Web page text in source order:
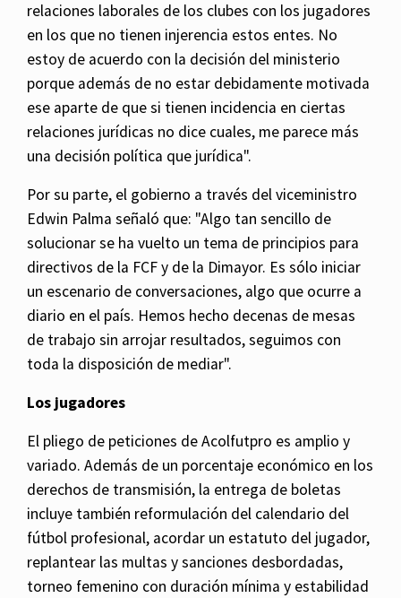
relaciones laborales de los clubes con los jugadores
en los que no tienen injerencia estos entes. No
estoy de acuerdo con la decisión del ministerio
porque además de no estar debidamente motivada
ese aparte de que si tienen incidencia en ciertas
relaciones jurídicas no dice cuales, me parece más
una decisión política que jurídica".
Por su parte, el gobierno a través del viceministro
Edwin Palma señaló que: "Algo tan sencillo de
solucionar se ha vuelto un tema de principios para
directivos de la FCF y de la Dimayor. Es sólo iniciar
un escenario de conversaciones, algo que ocurre a
diario en el país. Hemos hecho decenas de mesas
de trabajo sin arrojar resultados, seguimos con
toda la disposición de mediar".
Los jugadores
El pliego de peticiones de Acolfutpro es amplio y
variado. Además de un porcentaje económico en los
derechos de transmisión, la entrega de boletas
incluye también reformulación del calendario del
fútbol profesional, acordar un estatuto del jugador,
replantear las multas y sanciones desbordadas,
torneo femenino con duración mínima y estabilidad